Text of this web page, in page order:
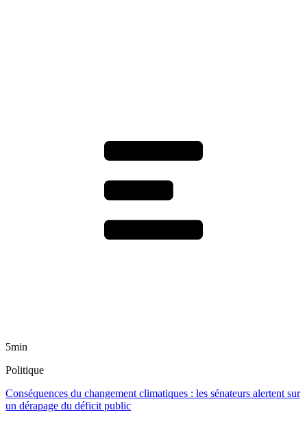
5min
Politique
Conséquences du changement climatiques : les sénateurs alertent sur
un dérapage du déficit public